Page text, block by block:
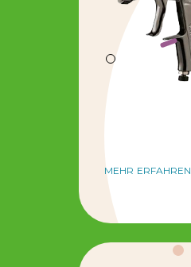
MEHR ERFAHREN